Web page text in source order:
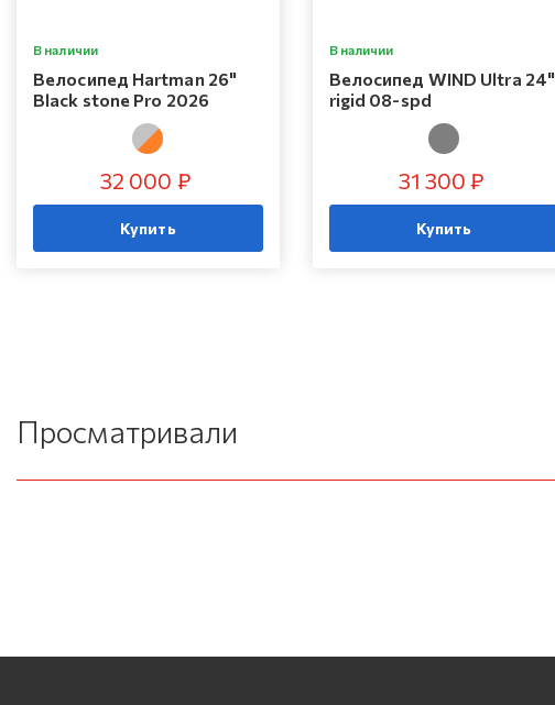
В наличии
Велосипед Hartman 26"
Black stone Pro 2026
32 000 ₽
Купить
В наличии
Велосипед WIND Ultra 24"
rigid 08-spd
31 300 ₽
Купить
Просматривали